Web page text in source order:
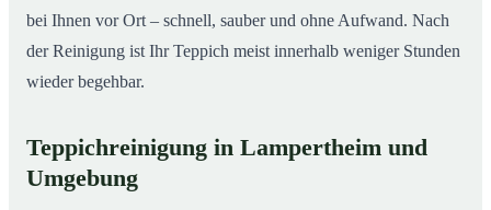
bei Ihnen vor Ort – schnell, sauber und ohne Aufwand. Nach
der Reinigung ist Ihr Teppich meist innerhalb weniger Stunden
wieder begehbar.
Teppichreinigung in Lampertheim und
Umgebung